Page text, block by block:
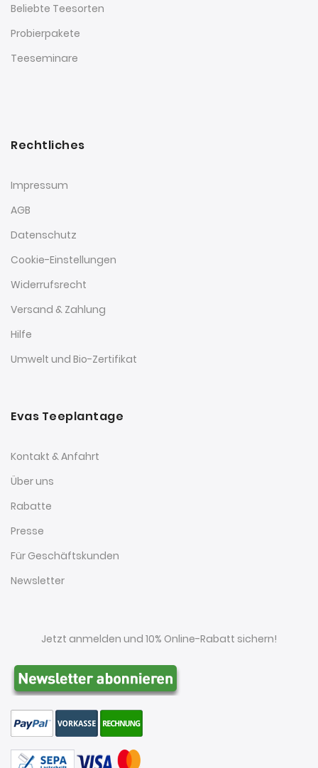
Beliebte Teesorten
Probierpakete
Teeseminare
Rechtliches
Impressum
AGB
Datenschutz
Cookie-Einstellungen
Widerrufsrecht
Versand & Zahlung
Hilfe
Umwelt und Bio-Zertifikat
Evas Teeplantage
Kontakt & Anfahrt
Über uns
Rabatte
Presse
Für Geschäftskunden
Newsletter
Jetzt anmelden und 10% Online-Rabatt sichern!